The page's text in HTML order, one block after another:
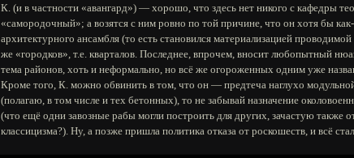
К. (и в частности «авангард») — хорошо, что здесь нет никого с кафедры
«самородочный»; а возятся с ним ровно по той причине, что он хотя бы
архитектурного ансамбля (то есть становился материализацией
же «городков», т.е. кварталов. Последнее, впрочем, вносит любопытный
тема районов, хоть и неформально, но всё же огороженных одним уже
Кроме того, К. можно обвинить в том, что он — предтеча наглухо
(полагаю, в том числе и тех бетонных), то не забывай назначение
(что ещё одни завозные рабы могли построить для других, зачастую также
классицизма?). Ну, а позже пришла политика отказа от роскошеств, и всё